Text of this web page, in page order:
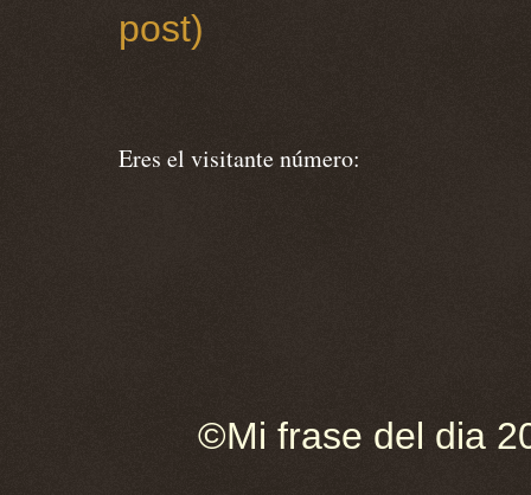
post)
Eres el visitante número:
©Mi frase del dia